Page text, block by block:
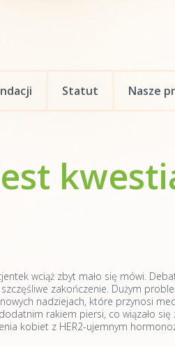
Statut Nasze
wciąż zbyt mało się mówi.
zakończenie. Dużym
nadziejach, które przynosi
rakiem piersi, co wiązało
kobiet z HER2-ujemnym